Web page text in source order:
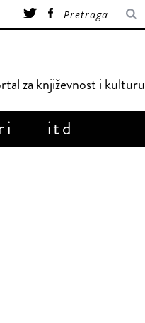
za književnost i kulturu
itd